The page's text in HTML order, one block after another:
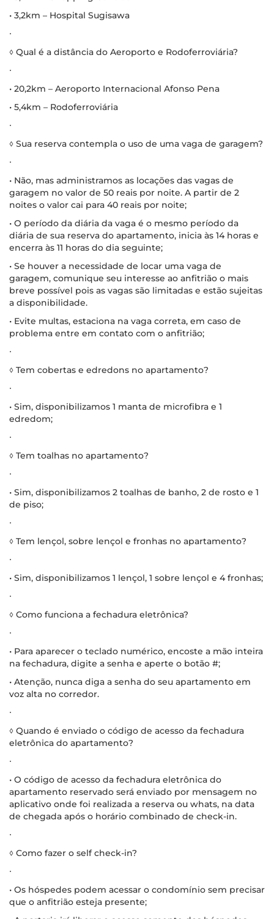
• 3,2km – Hospital Sugisawa
∙
◊ Qual é a distância do Aeroporto e Rodoferroviária?
∙
• 20,2km – Aeroporto Internacional Afonso Pena
• 5,4km – Rodoferroviária
∙
◊ Sua reserva contempla o uso de uma vaga de garagem?
∙
• Não, mas administramos as locações das vagas de
garagem no valor de 50 reais por noite. A partir de 2
noites o valor cai para 40 reais por noite;
• O período da diária da vaga é o mesmo período da
diária de sua reserva do apartamento, inicia às 14 horas e
encerra às 11 horas do dia seguinte;
• Se houver a necessidade de locar uma vaga de
garagem, comunique seu interesse ao anfitrião o mais
breve possível pois as vagas são limitadas e estão sujeitas
a disponibilidade.
• Evite multas, estaciona na vaga correta, em caso de
problema entre em contato com o anfitrião;
∙
◊ Tem cobertas e edredons no apartamento?
∙
• Sim, disponibilizamos 1 manta de microfibra e 1
edredom;
∙
◊ Tem toalhas no apartamento?
∙
• Sim, disponibilizamos 2 toalhas de banho, 2 de rosto e 1
de piso;
∙
◊ Tem lençol, sobre lençol e fronhas no apartamento?
∙
• Sim, disponibilizamos 1 lençol, 1 sobre lençol e 4 fronhas;
∙
◊ Como funciona a fechadura eletrônica?
∙
• Para aparecer o teclado numérico, encoste a mão inteira
na fechadura, digite a senha e aperte o botão #;
• Atenção, nunca diga a senha do seu apartamento em
voz alta no corredor.
∙
◊ Quando é enviado o código de acesso da fechadura
eletrônica do apartamento?
∙
• O código de acesso da fechadura eletrônica do
apartamento reservado será enviado por mensagem no
aplicativo onde foi realizada a reserva ou whats, na data
de chegada após o horário combinado de check-in.
∙
◊ Como fazer o self check-in?
∙
• Os hóspedes podem acessar o condomínio sem precisar
que o anfitrião esteja presente;